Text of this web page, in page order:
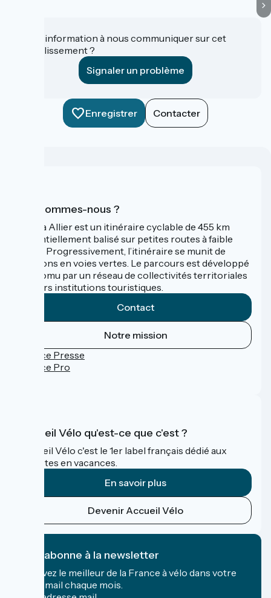
Une information à nous communiquer sur cet
établissement ?
Signaler un problème
Enregistrer Contacter
Qui sommes-nous ?
La Via Allier est un itinéraire cyclable de 455 km
essentiellement balisé sur petites routes à faible
trafic. Progressivement, l’itinéraire se munit de
sections en voies vertes. Le parcours est développé
et promu par un réseau de collectivités territoriales
et leurs institutions touristiques.
Contact
Notre mission
Espace Presse
Espace Pro
Accueil Vélo qu'est-ce que c'est ?
Accueil Vélo c'est le 1er label français dédié aux
cyclistes en vacances.
En savoir plus
Devenir Accueil Vélo
Je m'abonne à la newsletter
Recevez le meilleur de la France à vélo dans votre
boîte mail chaque mois.